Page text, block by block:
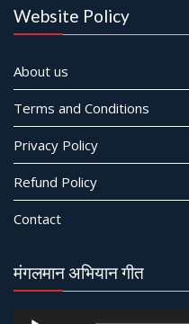
Website Policy
About us
Terms and Conditions
Privacy Policy
Refund Policy
Contact
मंगलमान अभियान गीत
Audio